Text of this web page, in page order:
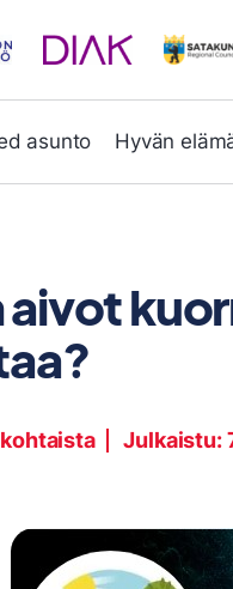
asunto Hyvän
aivot
Julkaistu: